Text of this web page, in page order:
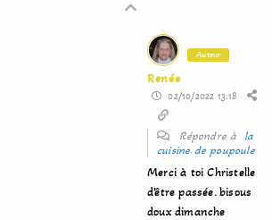
Auteur
Renée
02/10/2022 13:18
Répondre à la
cuisine de poupoule
Merci à toi Christelle
d’être passée. bisous
doux dimanche